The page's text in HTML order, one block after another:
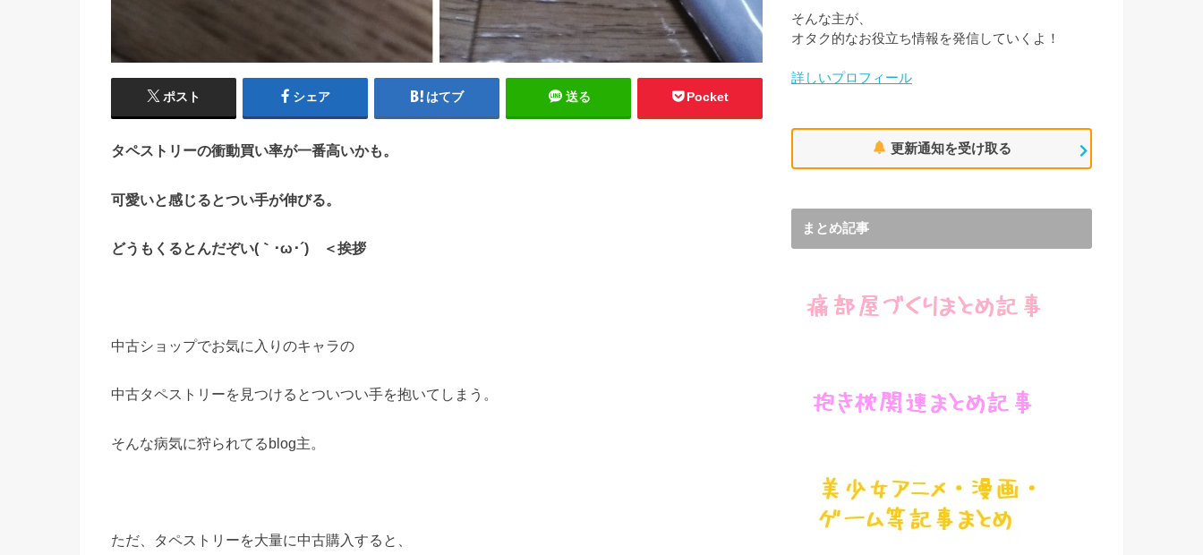
ポスト シェア はてブ 送る Pocket
タペストリーの衝動買い率が一番高いかも。
可愛いと感じるとつい手が伸びる。
どうもくるとんだぞい(｀･ω･´)ゞ＜挨拶
中古ショップでお気に入りのキャラの
中古タペストリーを見つけるとついつい手を抱いてしまう。
そんな病気に狩られてるblog主。
ただ、タペストリーを大量に中古購入すると、
そんな主が、
オタク的なお役立ち情報を発信していくよ！
詳しいプロフィール
更新通知を受け取る
まとめ記事